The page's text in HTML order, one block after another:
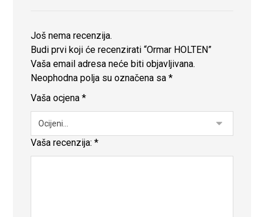
Još nema recenzija.
Budi prvi koji će recenzirati “Ormar HOLTEN”
Vaša email adresa neće biti objavljivana.
Neophodna polja su označena sa*
Vaša ocjena*
Vaša recenzija:*